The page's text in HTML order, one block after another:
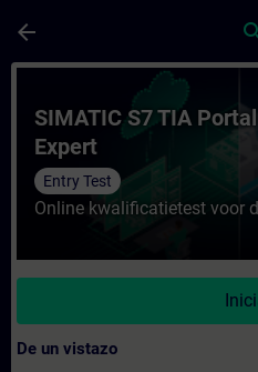
arrow_back
Curso - SIMATIC
SIMATIC S7 TIA
Expert
Entry Test
Online kwalificatietest voor
De un vistazo